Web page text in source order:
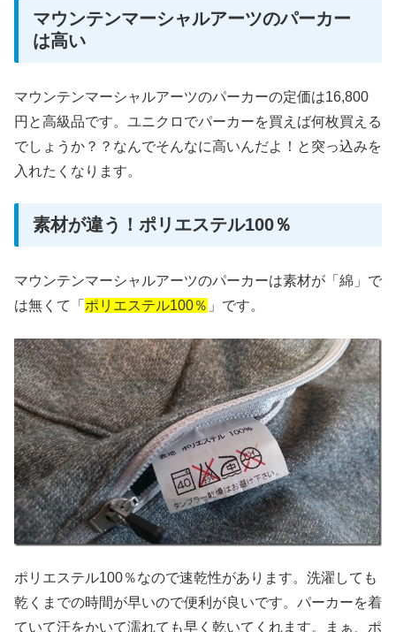
マウンテンマーシャルアーツのパーカー
は高い
マウンテンマーシャルアーツのパーカーの定価は16,800
円と高級品です。ユニクロでパーカーを買えば何枚買える
でしょうか？？なんでそんなに高いんだよ！と突っ込みを
入れたくなります。
素材が違う！ポリエステル100％
マウンテンマーシャルアーツのパーカーは素材が「綿」で
は無くて「 ポリエステル100％ 」です。
ポリエステル100％なので速乾性があります。洗濯しても
乾くまでの時間が早いので便利が良いです。パーカーを着
ていて汗をかいて濡れても早く乾いてくれます。まぁ、ポ